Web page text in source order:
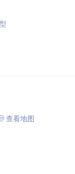
查看地图